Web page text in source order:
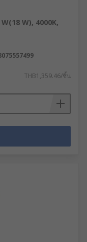
W), 4000K,
THB1,359.46/ชิ้น